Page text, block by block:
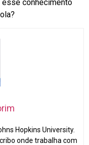
esse conhecimento
Hopkins University.
onde trabalha com